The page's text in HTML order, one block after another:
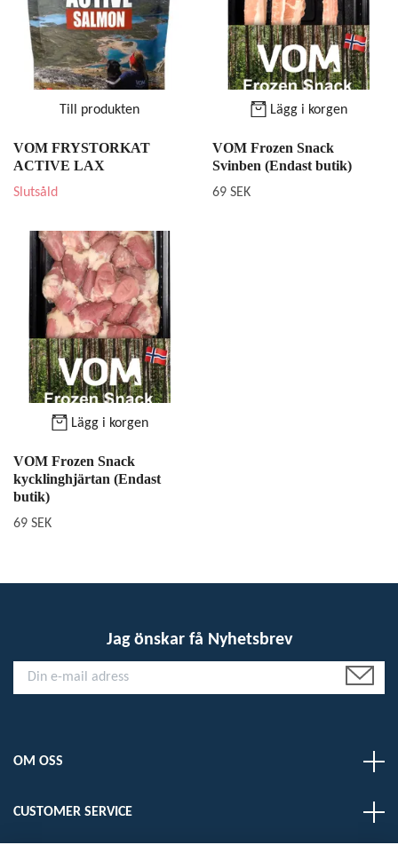
Till produkten
VOM FRYSTORKAT
ACTIVE LAX
Slutsåld
Lägg i korgen
VOM Frozen Snack
Svinben (Endast butik)
69 SEK
Lägg i korgen
VOM Frozen Snack
kycklinghjärtan (Endast
butik)
69 SEK
Jag önskar få Nyhetsbrev
OM OSS
CUSTOMER SERVICE